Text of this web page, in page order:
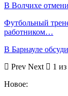
В Волчихе
Футбольный
работником…
В Барнауле
Prev Next
1
Новое: